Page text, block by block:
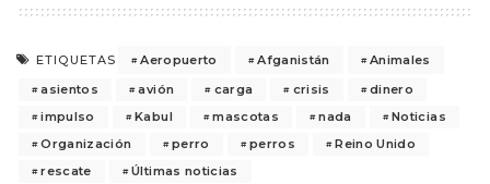
ETIQUETAS Aeropuerto Afganistán
Animales
asientos
avión carga crisis
dinero
impulso
Kabul mascotas nada
Noticias
Organización
perro perros
Reino Unido
rescate
Últimas noticias